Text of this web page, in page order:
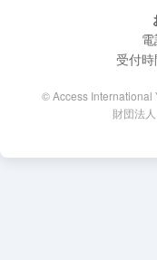
受付
© Access International
財団法